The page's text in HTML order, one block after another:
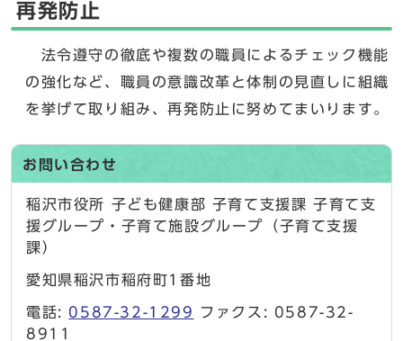
再発防止
法令遵守の徹底や複数の職員によるチェック機能
の強化など、職員の意識改革と体制の見直しに組織
を挙げて取り組み、再発防止に努めてまいります。
お問い合わせ
稲沢市役所 子ども健康部 子育て支援課 子育て支
援グループ・子育て施設グループ（子育て支援
課）
愛知県稲沢市稲府町1番地
電話: 0587-32-1299
ファクス: 0587-32-
8911